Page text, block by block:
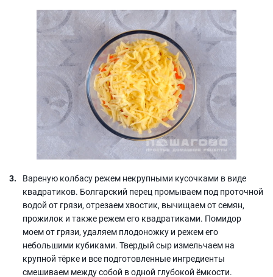
Вареную колбасу режем некрупными кусочками в виде
квадратиков. Болгарский перец промываем под проточной
водой от грязи, отрезаем хвостик, вычищаем от семян,
прожилок и также режем его квадратиками. Помидор
моем от грязи, удаляем плодоножку и режем его
небольшими кубиками. Твердый сыр измельчаем на
крупной тёрке и все подготовленные ингредиенты
смешиваем между собой в одной глубокой ёмкости.